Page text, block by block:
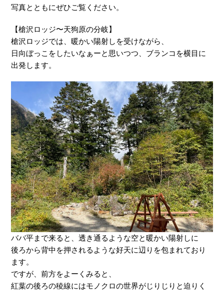
写真とともにぜひご覧ください。
【槍沢ロッジ〜天狗原の分岐】
槍沢ロッジでは、暖かい陽射しを受けながら、
日向ぼっこをしたいなぁーと思いつつ、ブランコを横目に
出発します。
ババ平まで来ると、透き通るような空と暖かい陽射しに
後ろから背中を押されるような好天に辺りを包まれており
ます。
ですが、前方をよーくみると、
紅葉の後ろの稜線にはモノクロの世界がじりじりと迫りく